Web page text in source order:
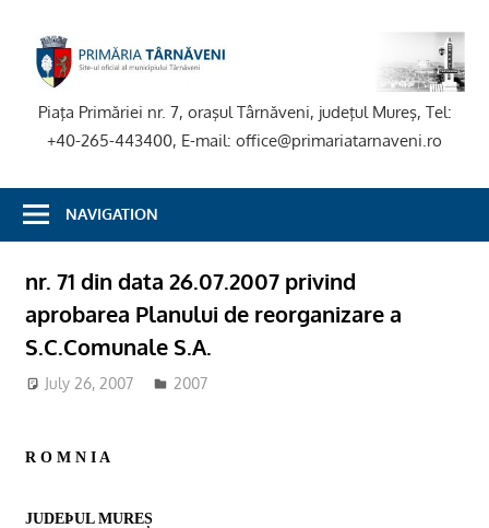
content
Piaţa Primăriei nr. 7, oraşul Târnăveni, judeţul Mureş, Tel:
+40-265-443400, E-mail: office@primariatarnaveni.ro
NAVIGATION
nr. 71 din data 26.07.2007 privind
aprobarea Planului de reorganizare a
S.C.Comunale S.A.
July 26, 2007 2007
R O M N I A
JUDEÞUL MUREȘ